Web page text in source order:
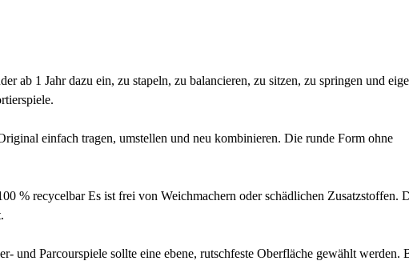
ab 1 Jahr dazu ein, zu stapeln, zu balancieren, zu sitzen, zu springen und
einfach tragen, umstellen und neu kombinieren. Die runde Form ohne
% recycelbar Es ist frei von Weichmachern oder schädlichen Zusatzstoffen.
und Parcourspiele sollte eine ebene, rutschfeste Oberfläche gewählt werden.